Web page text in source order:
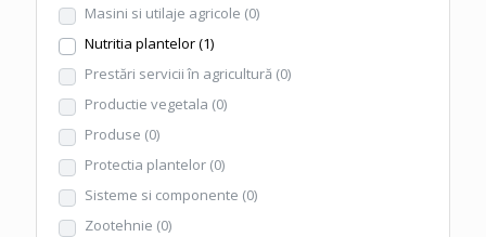
Masini si utilaje agricole (0)
Nutritia plantelor(1)
Prestări servicii în agricultură (0)
Productie vegetala (0)
Produse (0)
Protectia plantelor (0)
Sisteme si componente (0)
Zootehnie (0)